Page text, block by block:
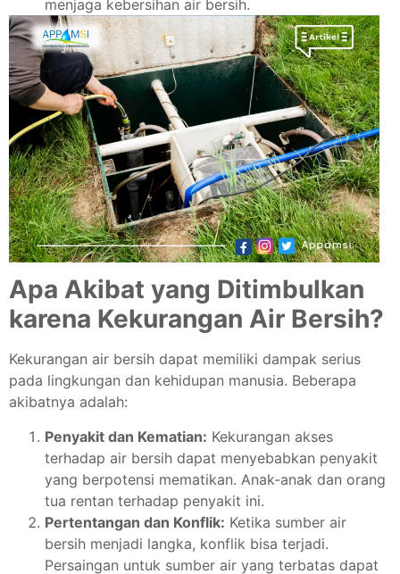
menjaga kebersihan air bersih.
Apa Akibat yang Ditimbulkan
karena Kekurangan Air Bersih?
Kekurangan air bersih dapat memiliki dampak serius
pada lingkungan dan kehidupan manusia. Beberapa
akibatnya adalah:
Penyakit dan Kematian: Kekurangan akses
terhadap air bersih dapat menyebabkan penyakit
yang berpotensi mematikan. Anak-anak dan orang
tua rentan terhadap penyakit ini.
Pertentangan dan Konflik: Ketika sumber air
bersih menjadi langka, konflik bisa terjadi.
Persaingan untuk sumber air yang terbatas dapat